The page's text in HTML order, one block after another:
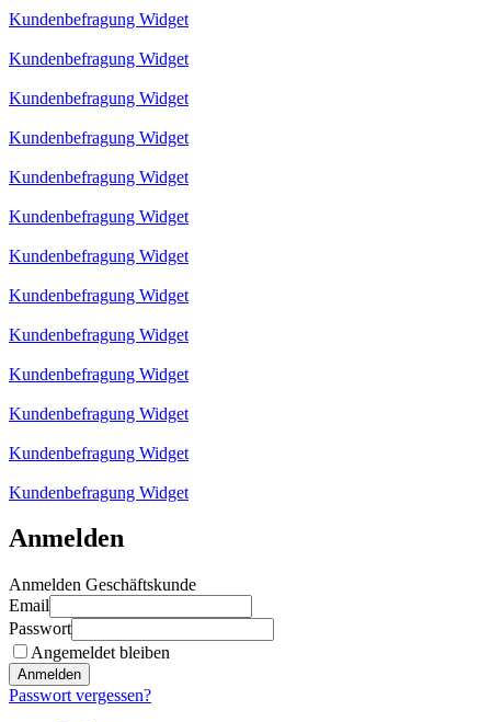
Kundenbefragung Widget
Kundenbefragung Widget
Kundenbefragung Widget
Kundenbefragung Widget
Kundenbefragung Widget
Kundenbefragung Widget
Kundenbefragung Widget
Kundenbefragung Widget
Kundenbefragung Widget
Kundenbefragung Widget
Kundenbefragung Widget
Kundenbefragung Widget
Kundenbefragung Widget
Anmelden
Anmelden Geschäftskunde
Email
Passwort
Angemeldet bleiben
Anmelden
Passwort vergessen?